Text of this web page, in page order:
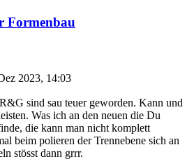
Formenbau
2023, 14:03
sind sau teuer geworden. Kann und
Was ich an den neuen die Du
die kann man nicht komplett
beim polieren der Trennebene sich an
stösst dann grrr.